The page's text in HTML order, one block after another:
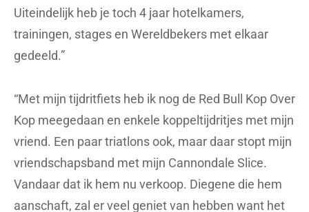
Uiteindelijk heb je toch 4 jaar hotelkamers,
trainingen, stages en Wereldbekers met elkaar
gedeeld.”
“Met mijn tijdritfiets heb ik nog de Red Bull Kop Over
Kop meegedaan en enkele koppeltijdritjes met mijn
vriend. Een paar triatlons ook, maar daar stopt mijn
vriendschapsband met mijn Cannondale Slice.
Vandaar dat ik hem nu verkoop. Diegene die hem
aanschaft, zal er veel geniet van hebben want het